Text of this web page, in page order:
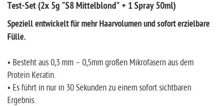
Test-Set (2x 5g "S8 Mittelblond" + 1 Spray 50ml)
Speziell entwickelt für mehr Haarvolumen und sofort erzielbare
Fülle.
• Besteht aus 0,3 mm – 0,5mm großen Mikrofasern aus dem
Protein Keratin.
• Es führt in nur in 30 Sekunden zu einem sofort sichtbaren
Ergebnis.